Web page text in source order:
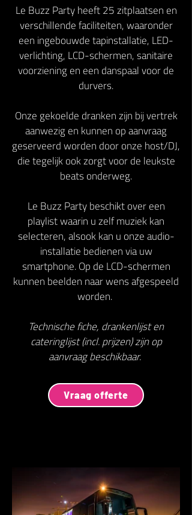
Le Buzz Party heeft 25 zitplaatsen en
verschillende faciliteiten, waaronder
een ingebouwde tapinstallatie, LED-
verlichting, LCD-schermen, sanitaire
voorziening en een danspaal voor de
durvers.
Onze gekoelde dranken zijn bij vertrek
aanwezig en kunnen op aanvraag
geserveerd worden door onze host/DJ,
die tegelijk ook zorgt voor de leukste
beats onderweg.
Le Buzz Party beschikt over een
playlist waarin u zelf muziek kan
selecteren, alsook kan u onze audio-
installatie bedienen via uw
smartphone. Op de LCD-schermen
kunnen beelden naar wens afgespeeld
worden.
Technische fiche, drankenlijst en
cateringlijst (incl. prijzen) zijn op
aanvraag beschikbaar.
Vraag offerte